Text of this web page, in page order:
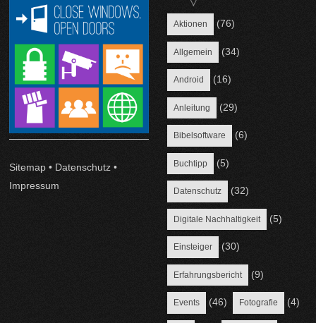
Sitemap • Datenschutz •
Impressum
Aktionen (76)
Allgemein (34)
Android (16)
Anleitung (29)
Bibelsoftware (6)
Buchtipp (5)
Datenschutz (32)
Digitale Nachhaltigkeit (5)
Einsteiger (30)
Erfahrungsbericht (9)
Events (46) Fotografie (4)